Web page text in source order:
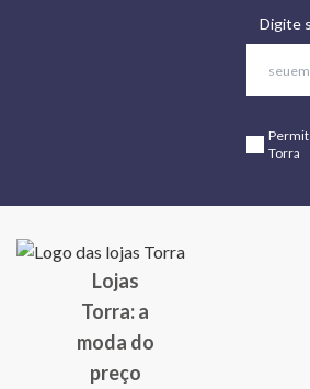
Digite
Torra
Lojas
Torra: a
moda do
preço